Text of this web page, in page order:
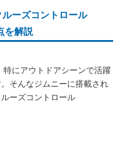
ーズコントロール
を解説
にアウトドアシーンで活躍
そんなジムニーに搭載され
ーズコントロール